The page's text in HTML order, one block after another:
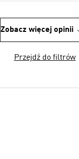
Zobacz więcej opinii
Przejdź do filtrów